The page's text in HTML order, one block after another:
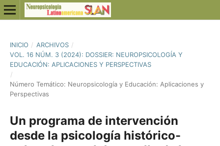
INICIO / ARCHIVOS /
VOL. 16 NÚM. 3 (2024): DOSSIER: NEUROPSICOLOGÍA Y
EDUCACIÓN: APLICACIONES Y PERSPECTIVAS
/
Número Temático: Neuropsicología y Educación: Aplicaciones y
Perspectivas
Un programa de intervención
desde la psicología histórico-